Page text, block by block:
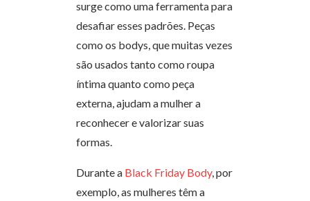
surge como uma ferramenta para
desafiar esses padrões. Peças
como os bodys, que muitas vezes
são usados tanto como roupa
íntima quanto como peça
externa, ajudam a mulher a
reconhecer e valorizar suas
formas.
Durante a Black Friday Body, por
exemplo, as mulheres têm a